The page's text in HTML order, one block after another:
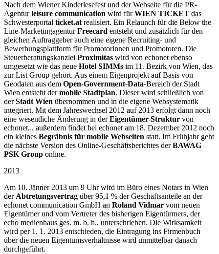
Nach dem Wiener Kinderlesefest und der Webseite für die PR-
Agenturleisure communication wird fürWIEN TICKET das
Schwesterportal ticket.at realisiert. Ein Relaunch für die Below the
Line-MarketingagenturFreecard entsteht und zusätzlich für den
gleichen Auftraggeber auch eine eigene Recruiting- und
Bewerbungsplattform für Promotorinnen und Promotoren. Die
Steuerberatungskanzlei Proximitas wird von echonet ebenso
umgesetzt wie das neue Hotel SIMMs im 11. Bezirk von Wien, das
zur List Group gehört. Aus einem Eigenprojekt auf Basis von
Geodaten aus dem Open-Government-Data-Bereich der Stadt
Wien entsteht dermobile Stadtplan. Dieser wird schließlich von
derStadt Wien übernommen und in die eigene Websystematik
integriert. Mit dem Jahreswechsel 2012 auf 2013 erfolgt dann noch
eine wesentliche Änderung in derEigentümer-Struktur von
echonet... außerdem findet bei echonet am 18. Dezember 2012 noch
ein kleines Begräbnis für mobile Webseiten statt. Im Frühjahr geht
die nächste Version des Online-Geschäftsberichtes derBAWAG
PSK Group online.
2013
Am 10. Jänner 2013 um 9 Uhr wird im Büro eines Notars in Wien
der Abtretungsvertrag über 95,1 % der Geschäftsanteile an der
echonet communication GmbH an Roland Vidmar vom neuen
Eigentümer und vom Vertreter des bisherigen Eigentürmers, der
echo medienhaus ges. m. b. h., unterschrieben. Die Wirksamkeit
wird per 1. 1. 2013 entschieden, die Eintragung ins Firmenbuch
über die neuen Eigentumsverhältnisse wird unmittelbar danach
durchgeführt.